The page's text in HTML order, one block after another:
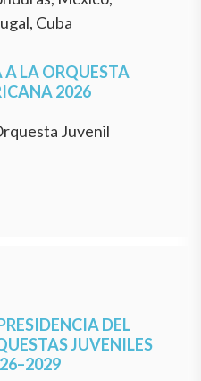
Cuba
LA ORQUESTA
2026
Juvenil
DEL
JUVENILES